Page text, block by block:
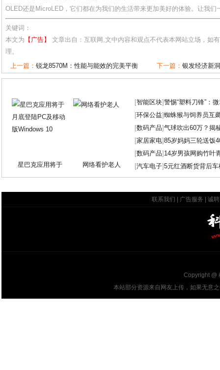
OLED还是MicroLED，它们都在为我们的生活带来更加美好的体验。让我们
关键词：
本文为 【广告】
文章出自：互联网,文中内容和观点不代表本网站立场，如
理。
上一篇： 锐龙8570M：性能与能效的完美平衡 下一篇： 银发经济新
星巴克应用将于 网络看护老人
[智能区块]警惕“塑料刀锋”：
[环保公益]蜘蛛猴与饲养员互
[数码产品]气球吹出60万？揭
[家居家电]85岁妈妈三轮送饭
[数码产品] 14岁男孩网购竹叶
[汽车电子]5元红酒断货背后
联系我们 广告服务 诚
Copyright @
本站部分资源来自网友上传，如果无意